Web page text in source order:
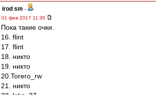
irod sm -
01 фев 2017 11:36
Пока такие очки.
16. flint
17. flint
18. никто
19. никто
20.Torero_rw
21. никто